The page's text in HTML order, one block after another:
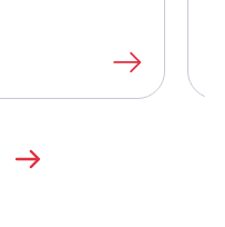
Pokaż